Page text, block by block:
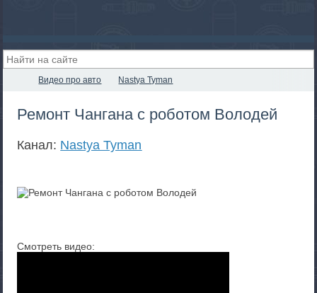
Видео про авто Nastya Tyman
Ремонт Чангана с роботом Володей
Канал: Nastya Tyman
Смотреть видео: